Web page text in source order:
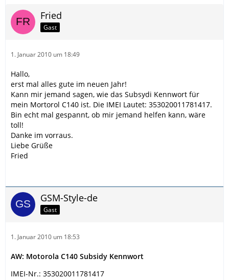
Fried
Gast
1. Januar 2010 um 18:49
Hallo,
erst mal alles gute im neuen Jahr!
Kann mir jemand sagen, wie das Subsydi Kennwort für
mein Mortorol C140 ist. Die IMEI Lautet: 353020011781417.
Bin echt mal gespannt, ob mir jemand helfen kann, wäre
toll!
Danke im vorraus.
Liebe Grüße
Fried
GSM-Style-de
Gast
1. Januar 2010 um 18:53
AW: Motorola C140 Subsidy Kennwort
IMEI-Nr.: 353020011781417